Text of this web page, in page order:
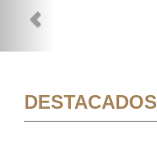
DESTACADOS